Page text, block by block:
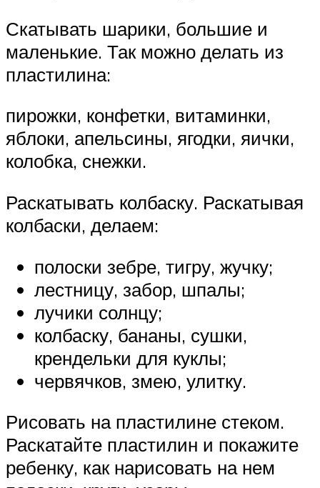
Скатывать шарики, большие и
маленькие. Так можно делать из
пластилина:
пирожки, конфетки, витаминки,
яблоки, апельсины, ягодки, яички,
колобка, снежки.
Раскатывать колбаску. Раскатывая
колбаски, делаем:
полоски зебре, тигру, жучку;
лестницу, забор, шпалы;
лучики солнцу;
колбаску, бананы, сушки,
крендельки для куклы;
червячков, змею, улитку.
Рисовать на пластилине стеком.
Раскатайте пластилин и покажите
ребенку, как нарисовать на нем